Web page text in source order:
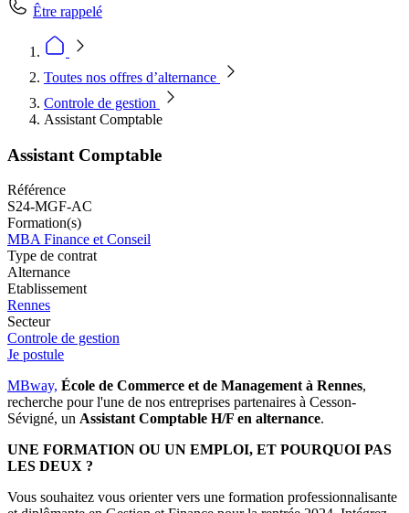
Être rappelé
Toutes nos offres d’alternance
Controle de gestion
Assistant Comptable
Assistant Comptable
Référence
S24-MGF-AC
Formation(s)
MBA Finance et Conseil
Type de contrat
Alternance
Etablissement
Rennes
Secteur
Controle de gestion
Je postule
MBway, École de Commerce et de Management à Rennes,
recherche pour l'une de nos entreprises partenaires à Cesson-
Sévigné, un Assistant Comptable H/F en alternance.
UNE FORMATION OU UN EMPLOI, ET POURQUOI PAS
LES DEUX ?
Vous souhaitez vous orienter vers une formation professionnalisante